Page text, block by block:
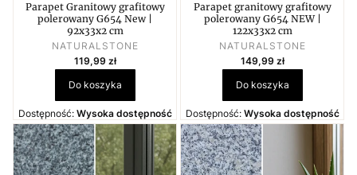
Parapet Granitowy grafitowy
polerowany G654 New |
92x33x2 cm
PRODUCENT
NATURALSTONE
Cena
119,99 zł
Do koszyka
Dostępność: Wysoka dostępność
Parapet granitowy grafitowy
polerowany G654 NEW |
122x33x2 cm
PRODUCENT
NATURALSTONE
Cena
149,99 zł
Do koszyka
Dostępność: Wysoka dostępność